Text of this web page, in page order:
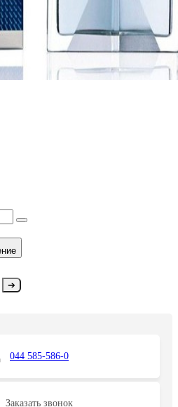
➔
044 585-586-0
Заказать звонок